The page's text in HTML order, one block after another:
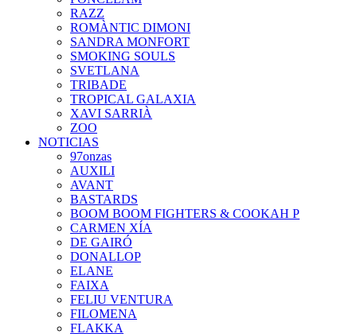
RAZZ
ROMÀNTIC DIMONI
SANDRA MONFORT
SMOKING SOULS
SVETLANA
TRIBADE
TROPICAL GALAXIA
XAVI SARRIÀ
ZOO
NOTICIAS
97onzas
AUXILI
AVANT
BASTARDS
BOOM BOOM FIGHTERS & COOKAH P
CARMEN XÍA
DE GAIRÓ
DONALLOP
ELANE
FAIXA
FELIU VENTURA
FILOMENA
FLAKKA